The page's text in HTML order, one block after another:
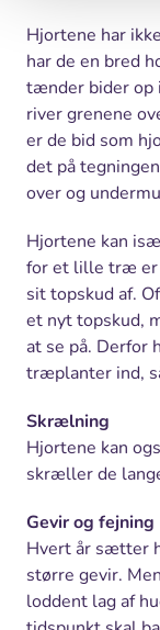
Hjortene har
har de en bred
tænder bider op
river grenene
er de bid som
det på
over og
Hjortene kan
for et lille træ er
sit topskud af.
et nyt topskud,
at se på. Derfor
træplanter ind,
Skrælning
Hjortene kan
skræller de
Gevir og fejning
Hvert år sætter
større gevir.
loddent lag af